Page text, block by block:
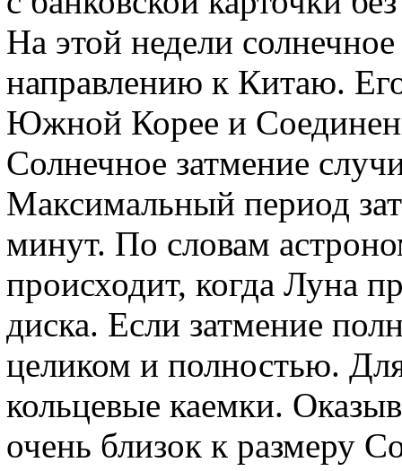
На этой недели
направлению к Китаю.
Южной Корее и
Солнечное затмение
Максимальный период
минут. По словам
происходит, когда Луна
диска. Если затмение
целиком и полностью.
кольцевые каемки.
очень близок к размеру